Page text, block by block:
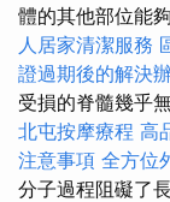
體的其他部位能
人居家清潔服務
證過期後的解決
受損的脊髓幾乎
北屯按摩療程 高
注意事項 全方位
分子過程阻礙了